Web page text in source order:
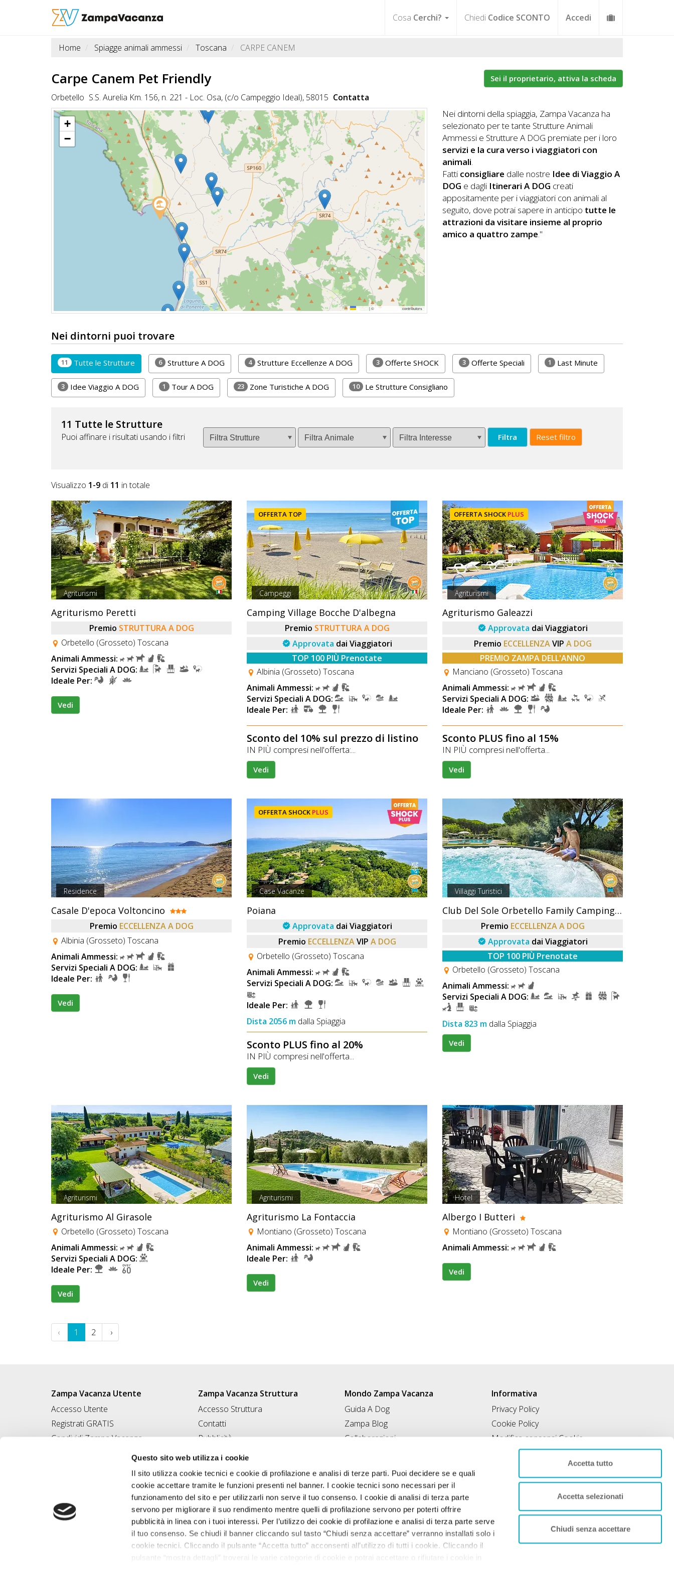
Questo sito web utilizza i cookie
Il sito utilizza cookie tecnici e cookie di profilazione e analisi di terze parti. Puoi decidere se e quali
cookie accettare tramite le funzioni presenti nel banner. I cookie tecnici sono necessari per il
funzionamento del sito e per utilizzarli non serve il tuo consenso. I cookie di analisi di terza parte
servono per migliorare il suo rendimento mentre quelli di profilazione servono per poterti offrire
pubblicità in linea con i tuoi interessi. Per l’utilizzo dei cookie di profilazione e analisi di terza parte serve
il tuo consenso. Se chiudi il banner cliccando sul tasto “Chiudi senza accettare” verranno installati solo i
cookie tecnici. Cliccando il pulsante “Accetta tutto” acconsenti all’utilizzo di tutti i cookie. Cliccando il
pulsante “mostra dettagli” troverai le varie categorie di cookie e potrai accettare o rifiutare i cookie in
Accetta tutto
Accetta selezionati
Chiudi senza accettare
Cosa Cerchi? Chiedi Codice SCONTO Accedi
STRUTTURE
LUOGHI
CHIEDI
CODICE
SCONTO
Tutorial
Inserisci
Attività
Registrati
Home Spiagge animali ammessi Toscana CARPE CANEM
Carpe Canem Pet Friendly
Orbetello S.S. Aurelia Km. 156, n. 221 - Loc. Osa, (c/o Campeggio Ideal), 58015 Contatta
Sei il proprietario, attiva la scheda
+
−
Leaflet |© OpenStreetMap contributors
Nei dintorni della spiaggia, Zampa Vacanza ha
selezionato per te tante Strutture Animali
Ammessi e Strutture A DOG premiate per i loro
servizi e la cura verso i viaggiatori con
animali.
Fatti consigliare dalle nostre Idee di Viaggio A
DOG e dagli Itinerari A DOG creati
appositamente per i viaggiatori con animali al
seguito, dove potrai sapere in anticipo tutte le
attrazioni da visitare insieme al proprio
amico a quattro zampe."
Nei dintorni puoi trovare
11 Tutte le Strutture 6 Strutture A DOG 4 Strutture Eccellenze A DOG 3 Offerte SHOCK 3 Offerte Speciali 1 Last Minute
3 Idee Viaggio A DOG 1 Tour A DOG 23 Zone Turistiche A DOG 10 Le Strutture Consigliano
11 Tutte le Strutture
Puoi affinare i risultati usando i filtri Filtra Reset filtro
Visualizzo 1-9 di 11 in totale
Agriturismi
Agriturismo Peretti
Premio STRUTTURA A DOG
Orbetello (Grosseto) Toscana
Animali Ammessi:
Servizi Speciali A DOG:
Ideale Per:
Vedi
OFFERTA TOP
Campeggi
Camping Village Bocche D'albegna
Premio STRUTTURA A DOG
Approvata dai Viaggiatori
TOP 100 PIÙ Prenotate
Albinia (Grosseto) Toscana
Animali Ammessi:
Servizi Speciali A DOG:
Ideale Per:
Sconto del 10% sul prezzo di listino
IN PIÙ compresi nell'offerta:...
Vedi
OFFERTA SHOCK PLUS
Agriturismi
Agriturismo Galeazzi
Approvata dai Viaggiatori
Premio ECCELLENZA VIP A DOG
PREMIO ZAMPA DELL'ANNO
Manciano (Grosseto) Toscana
Animali Ammessi:
Servizi Speciali A DOG:
Ideale Per:
Sconto PLUS fino al 15%
IN PIÙ compresi nell'offerta...
Vedi
Residence
Casale D'epoca Voltoncino
Premio ECCELLENZA A DOG
Albinia (Grosseto) Toscana
Animali Ammessi:
Servizi Speciali A DOG:
Ideale Per:
Vedi
OFFERTA SHOCK PLUS
Case Vacanze
Poiana
Approvata dai Viaggiatori
Premio ECCELLENZA VIP A DOG
Orbetello (Grosseto) Toscana
Animali Ammessi:
Servizi Speciali A DOG:
Ideale Per:
Dista 2056 m dalla Spiaggia
Sconto PLUS fino al 20%
IN PIÙ compresi nell'offerta...
Vedi
Villaggi Turistici
Club Del Sole Orbetello Family Camping Village
Premio ECCELLENZA A DOG
Approvata dai Viaggiatori
TOP 100 PIÙ Prenotate
Orbetello (Grosseto) Toscana
Animali Ammessi:
Servizi Speciali A DOG:
Dista 823 m dalla Spiaggia
Vedi
Agriturismi
Agriturismo Al Girasole
Orbetello (Grosseto) Toscana
Animali Ammessi:
Servizi Speciali A DOG:
Ideale Per:
Vedi
Agriturismi
Agriturismo La Fontaccia
Montiano (Grosseto) Toscana
Animali Ammessi:
Ideale Per:
Vedi
Hotel
Albergo I Butteri
Montiano (Grosseto) Toscana
Animali Ammessi:
Vedi
‹ 1 2 ›
Zampa Vacanza Utente
Accesso Utente
Registrati GRATIS
Condividi Zampa Vacanza
Campagna Contro l'Abbandono
Zampa Vacanza Struttura
Accesso Struttura
Contatti
Pubblicità
Iscrivi Struttura
Mondo Zampa Vacanza
Guida A Dog
Zampa Blog
Collaborazioni
Informativa
Privacy Policy
Cookie Policy
Modifica consensi Cookie
Condizioni di utilizzo
Contratto di inclusione